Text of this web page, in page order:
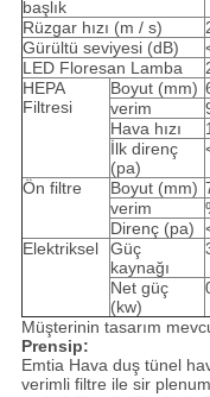
başlık
Rüzgar hızı (m / s)
Gürültü seviyesi (dB)
LED Floresan Lamba
HEPA
Filtresi
Boyut (mm)
verim
Hava hızı
İlk direnç
(pa)
Ön filtre Boyut (mm)
verim
Direnç (pa)
Elektriksel
Güç
kaynağı
Net güç
(kw)
Müşterinin tasarım
Prensip:
Emtia Hava duş tünel
verimli filtre ile sir